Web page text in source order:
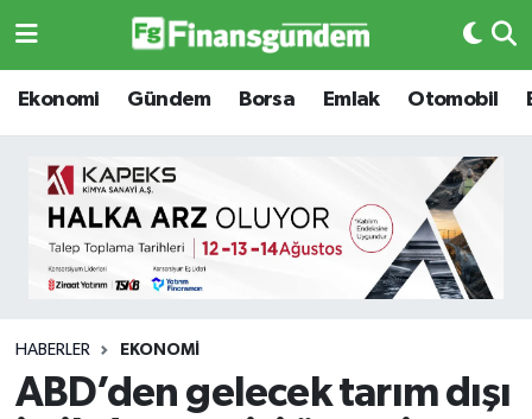
Ekonomi Gündem Borsa Emlak Otomobil
HABERLER EKONOMI
ABD’den gelecek tarım dışı
Ekonomi
Borsa
Emlak
Otomobil
Ekonomi
Borsa
Emlak
Emtia